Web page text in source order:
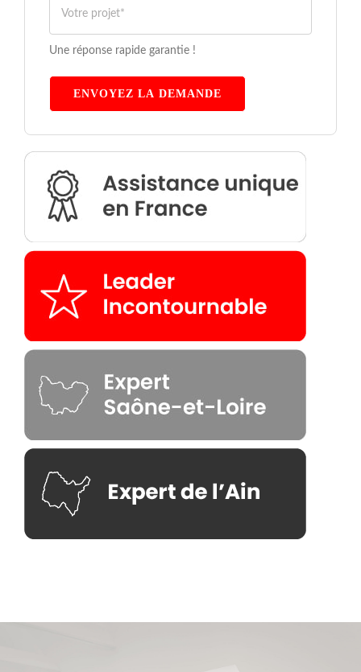
Une réponse rapide garantie !
ENVOYEZ LA DEMANDE